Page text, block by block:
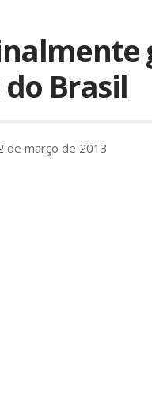
Brasil
de março de 2013